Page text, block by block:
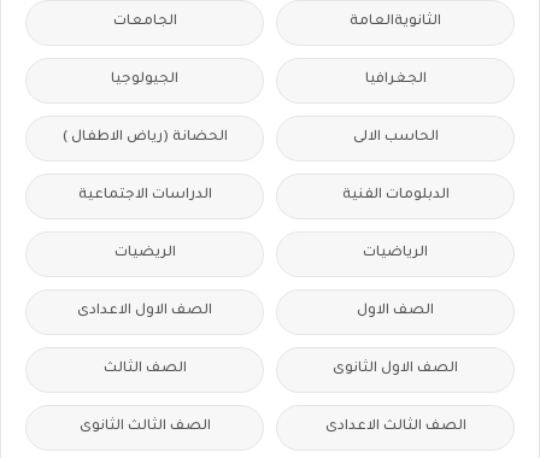
الثانويةالعامة الجامعات
الجغرافيا الجيولوجيا
الحاسب الالى الحضانة (رياض الاطفال )
الدبلومات الفنية الدراسات الاجتماعية
الرياضيات الريضيات
الصف الاول الصف الاول الاعدادى
الصف الاول الثانوى الصف الثالث
الصف الثالث الاعدادى الصف الثالث الثانوى